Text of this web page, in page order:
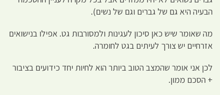
הבעיה היא גם של גברים וגם של נשים).
מה שאומר שיש כאן סיכון לעגינות ולמסורבות גט. אפילו בנישואים
אזרחיים יש צורך לעיתים בגט לחומרה.
לכן אני אומר שהמצב הטוב ביותר הוא לחיות יחד כידועים בציבור
+ הסכם ממון.